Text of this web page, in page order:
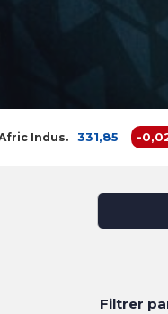
331,85 -0,02 %
Filtrer